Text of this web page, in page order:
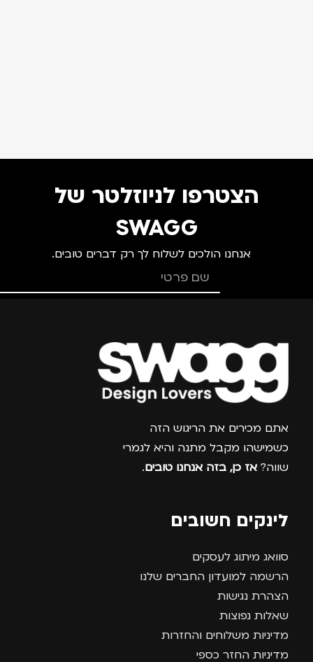
הצטרפו לניוזלטר של
SWAGG
אנחנו הולכים לשלוח לך רק דברים טובים.
צרפו אותי למועדון
אתם מכירים את הריגוש הזה
כשמישהו מקבל מתנה והיא לגמרי
שווה? אז כן, בזה אנחנו טובים.
לינקים חשובים
סוואג מיתוג לעסקים
הרשמה למועדון החברים שלנו
הצהרת נגישות
שאלות נפוצות
מדיניות משלוחים והחזרות
מדיניות החזר כספי